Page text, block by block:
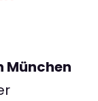
München